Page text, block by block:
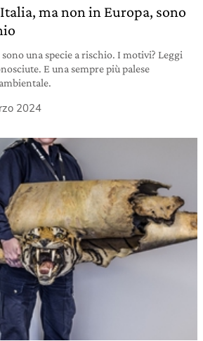
ma non in Europa, sono
una specie a rischio. I motivi? Leggi
E una sempre più palese
2024